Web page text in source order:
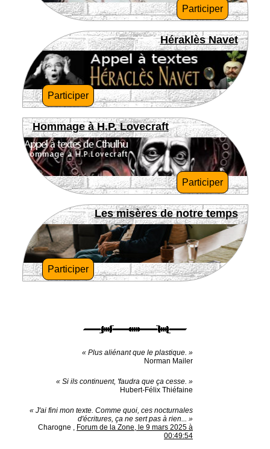
Participer
Héraklès Navet
Participer
Hommage à H.P. Lovecraft
Participer
Les misères de notre temps
Participer
« Plus aliénant que le plastique. »
Norman Mailer
« Si ils continuent, 'faudra que ça cesse. »
Hubert-Félix Thiéfaine
« J'ai fini mon texte. Comme quoi, ces nocturnales
d'écritures, ça ne sert pas à rien... »
Charogne , Forum de la Zone, le 9 mars 2025 à
00:49:54